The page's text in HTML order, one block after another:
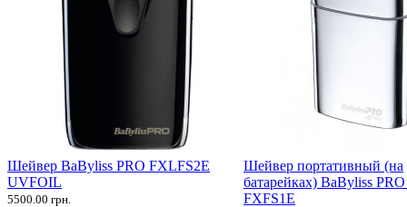
Шейвер BaByliss PRO FXLFS2E
UVFOIL
5500.00 грн.
Шейвер портативный (на
батарейках) BaByliss
FXFS1E